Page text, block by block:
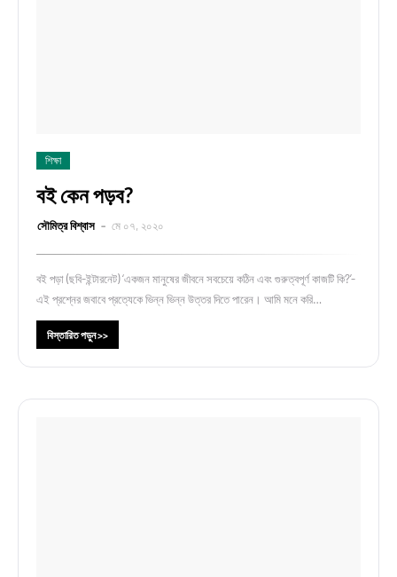
শিক্ষা
বই কেন পড়ব?
সৌমিত্র বিশ্বাস মে ০৭, ২০২০
বই পড়া (ছবি-ইন্টারনেট) ‘একজন মানুষের জীবনে সবচেয়ে কঠিন এবং গুরুত্বপূর্ণ কাজটি কি?’-
এই প্রশ্নের জবাবে প্রত্যেকে ভিন্ন ভিন্ন উত্তর দিতে পারেন। আমি মনে করি…
বিস্তারিত পড়ুন >>